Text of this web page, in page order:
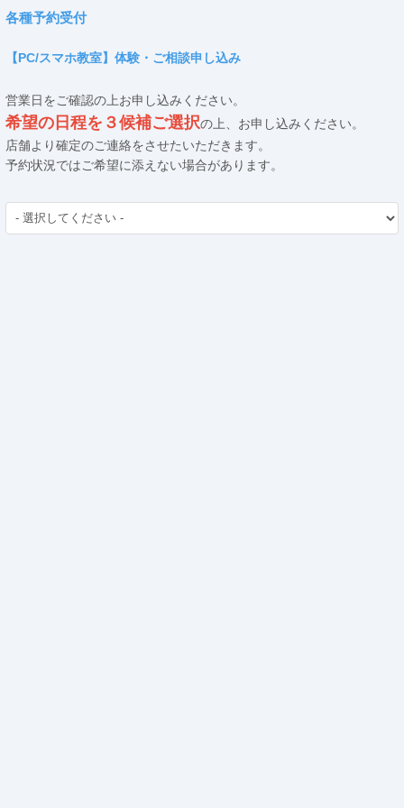
各種予約受付
【PC/スマホ教室】体験・ご相談申し込み
営業日をご確認の上お申し込みください。
希望の日程を３候補ご選択の上、お申し込みください。
店舗より確定のご連絡をさせたいただきます。
予約状況ではご希望に添えない場合があります。